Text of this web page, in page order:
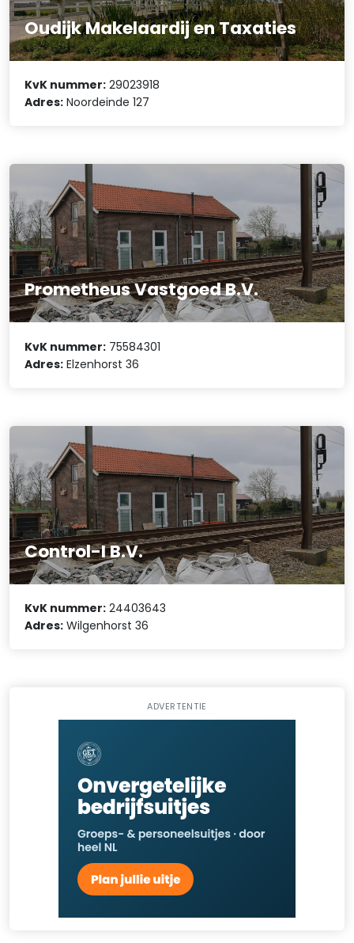
Oudijk Makelaardij en Taxaties
KvK nummer: 29023918
Adres: Noordeinde 127
Prometheus Vastgoed B.V.
KvK nummer: 75584301
Adres: Elzenhorst 36
Control-I B.V.
KvK nummer: 24403643
Adres: Wilgenhorst 36
ADVERTENTIE